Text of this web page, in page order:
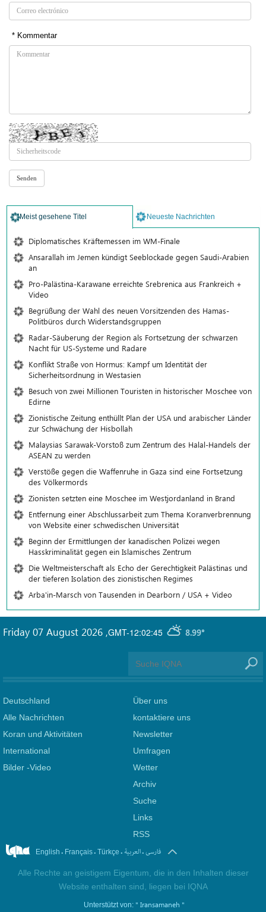
* Kommentar
Meist gesehene Titel Neueste Nachrichten
Diplomatisches Kräftemessen im WM-Finale
Ansarallah im Jemen kündigt Seeblockade gegen Saudi-Arabien
an
Pro-Palästina-Karawane erreichte Srebrenica aus Frankreich +
Video
Begrüßung der Wahl des neuen Vorsitzenden des Hamas-
Politbüros durch Widerstandsgruppen
Radar-Säuberung der Region als Fortsetzung der schwarzen
Nacht für US-Systeme und Radare
Konflikt Straße von Hormus: Kampf um Identität der
Sicherheitsordnung in Westasien
Besuch von zwei Millionen Touristen in historischer Moschee von
Edirne
Zionistische Zeitung enthüllt Plan der USA und arabischer Länder
zur Schwächung der Hisbollah
Malaysias Sarawak-Vorstoß zum Zentrum des Halal-Handels der
ASEAN zu werden
Verstöße gegen die Waffenruhe in Gaza sind eine Fortsetzung
des Völkermords
Zionisten setzten eine Moschee im Westjordanland in Brand
Entfernung einer Abschlussarbeit zum Thema Koranverbrennung
von Website einer schwedischen Universität
Beginn der Ermittlungen der kanadischen Polizei wegen
Hasskriminalität gegen ein Islamisches Zentrum
Die Weltmeisterschaft als Echo der Gerechtigkeit Palästinas und
der tieferen Isolation des zionistischen Regimes
Arba'in-Marsch von Tausenden in Dearborn / USA + Video
GMT-12:02:45 8.99°
Friday 07 August 2026 ,
Deutschland
Alle Nachrichten
Koran und Aktivitäten
International
Bilder -Video
Über uns
kontaktiere uns
Newsletter
Umfragen
Wetter
Archiv
Suche
Links
RSS
English . Français. Türkçe . العربیة.فارسی
Alle Rechte an geistigem Eigentum, die in den Inhalten dieser
Website enthalten sind, liegen bei IQNA
Unterstützt von: " Iransamaneh "